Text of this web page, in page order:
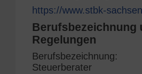
https://www.stbk-
Berufsbezeichnung
Regelungen
Berufsbezeichnung:
Steuerberater